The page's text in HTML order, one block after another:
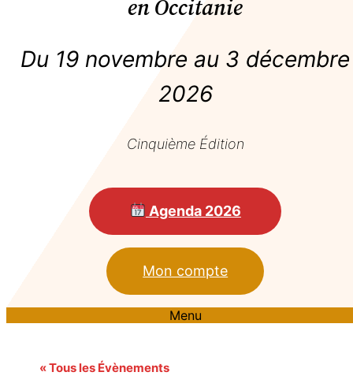
en Occitanie
Du 19 novembre au 3 décembre
2026
Cinquième Édition
Agenda 2026
Mon compte
Menu
« Tous les Évènements